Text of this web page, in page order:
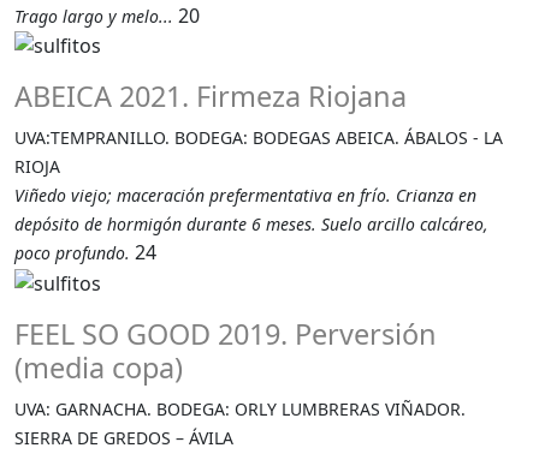
Trago largo y melo... 20
ABEICA 2021. Firmeza Riojana
UVA:TEMPRANILLO. BODEGA: BODEGAS ABEICA. ÁBALOS - LA
RIOJA
Viñedo viejo; maceración prefermentativa en frío. Crianza en
depósito de hormigón durante 6 meses. Suelo arcillo calcáreo,
poco profundo. 24
FEEL SO GOOD 2019. Perversión
(media copa)
UVA: GARNACHA. BODEGA: ORLY LUMBRERAS VIÑADOR.
SIERRA DE GREDOS – ÁVILA